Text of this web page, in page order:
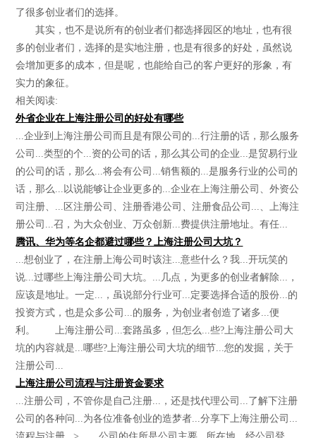
了很多创业者们的选择。
其实，也不是说所有的创业者们都选择园区的地址，也有很
多的创业者们，选择的是实地注册，也是有很多的好处，虽然说
会增加更多的成本，但是呢，也能给自己的客户更好的形象，有
实力的象征。
相关阅读:
外省企业在上海注册公司的好处有哪些
...企业到上海注册公司而且是有限公司的...行注册的话，那么服务
公司...类型的个...资的公司的话，那么其公司的企业...是贸易行业
的公司的话，那么...将会有公司...销售额的...是服务行业的公司的
话，那么...以说能够让企业更多的...企业在上海注册公司、外资公
司注册、...区注册公司、注册香港公司、注册食品公司...、上海注
册公司...召，为大众创业、万众创新...费提供注册地址。有任...
腾讯、华为等名企都避过哪些？上海注册公司大坑？
...想创业了，在注册上海公司时该注...意些什么？我...开玩笑的
说...过哪些上海注册公司大坑。...几点，为更多的创业者解除...，
应该是地址。一定...，虽说部分行业可...定要选择合适的股份...的
投资方式，也是众多公司...的服务，为创业者创造了诸多...便
利。 上海注册公司...套路虽多，但怎么...些?上海注册公司大
坑的内容就是...哪些?上海注册公司大坑的细节...您的发掘，关于
注册公司...
上海注册公司流程与注册资金要求
...注册公司，不管你是自己注册...，还是找代理公司...了解下注册
公司的各种问...为各位准备创业的造梦者...分享下上海注册公司...